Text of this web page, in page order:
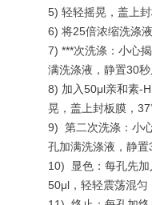
5) 轻轻摇晃，盖上
6) 将25倍浓缩洗涤
7) ***次洗涤：小心
满洗涤液，静置30秒
8) 加入50μl亲和素-
晃，盖上封板膜，
9) 第二次洗涤：小
孔加满洗涤液，静置
10)
显色：每孔先
50μl，轻轻震荡混匀